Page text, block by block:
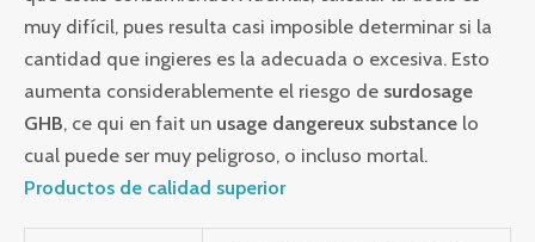
muy difícil, pues resulta casi imposible determinar si la
cantidad que ingieres es la adecuada o excesiva. Esto
aumenta considerablemente el riesgo de surdosage
GHB, ce qui en fait un usage dangereux substance lo
cual puede ser muy peligroso, o incluso mortal.
Productos de calidad superior